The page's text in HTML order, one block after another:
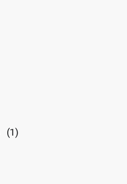
(1)